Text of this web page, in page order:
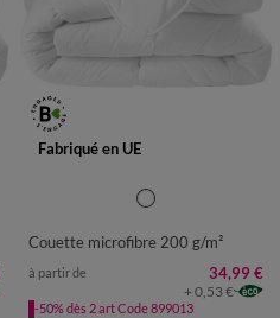
Fabriqué en UE
Couette microfibre 200 g/m²
à partir de 34,99 €
+ 0,53 €
-50% dès 2 art Code 899013